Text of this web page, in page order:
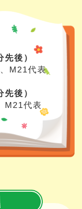
後）
M21代表
後）
M21代表